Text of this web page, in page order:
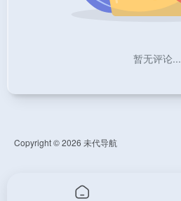
暂无评论...
Copyright © 2026 未代导航